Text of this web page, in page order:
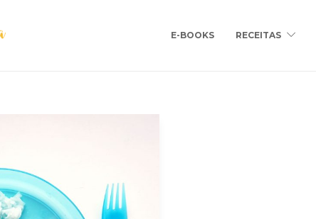
E-BOOKS RECEITAS